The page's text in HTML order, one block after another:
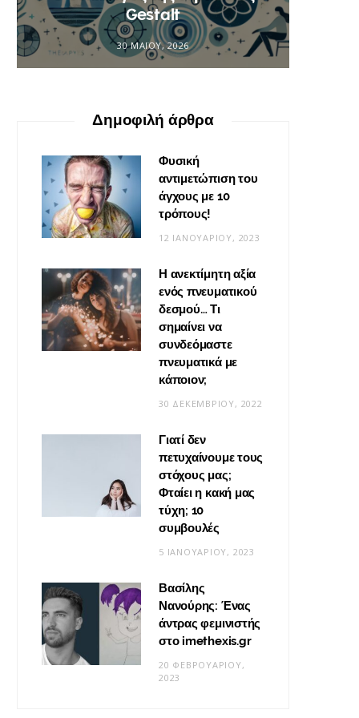
Gestalt
30 ΜΑΪ́ΟΥ, 2026
Δημοφιλή άρθρα
Φυσική
αντιμετώπιση του
άγχους με 10
τρόπους!
12 ΙΑΝΟΥΑΡΊΟΥ, 2023
Η ανεκτίμητη αξία
ενός πνευματικού
δεσμού… Τι
σημαίνει να
συνδεόμαστε
πνευματικά με
κάποιον;
30 ΔΕΚΕΜΒΡΊΟΥ, 2022
Γιατί δεν
πετυχαίνουμε τους
στόχους μας;
Φταίει η κακή μας
τύχη; 10
συμβουλές
5 ΙΑΝΟΥΑΡΊΟΥ, 2023
Βασίλης
Νανούρης: Ένας
άντρας φεμινιστής
στο imethexis.gr
20 ΦΕΒΡΟΥΑΡΊΟΥ,
2023